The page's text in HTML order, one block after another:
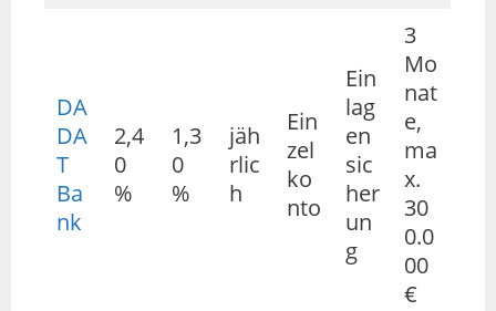
DA
DA
T
Ba
nk
2,4
0
%
1,3
0
%
jäh
rlic
h
Ein
zel
ko
nto
Ein
lag
en
sic
her
un
g
3
Mo
nat
e,
ma
x.
30
0.0
00
€